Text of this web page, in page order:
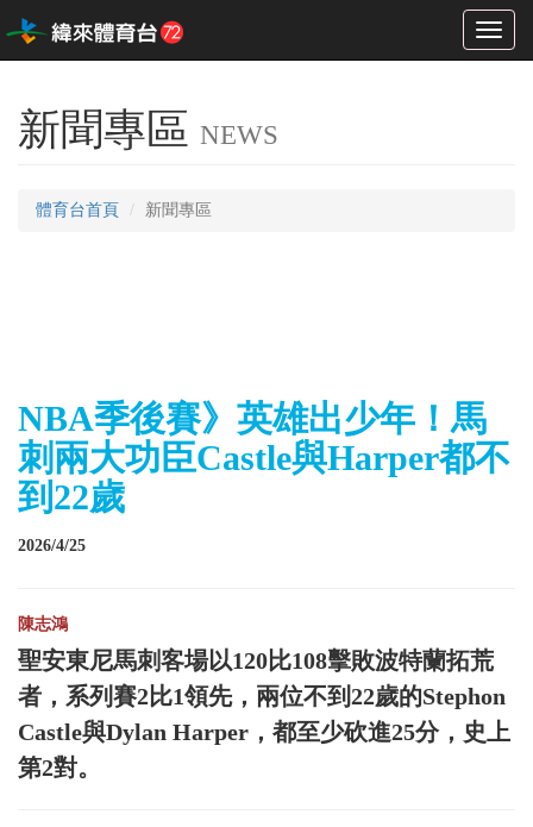
Toggle
新聞專區 NEWS
體育台首頁 新聞專區
NBA季後賽》英雄出少年！馬
刺兩大功臣Castle與Harper都不
到22歲
2026/4/25
陳志鴻
聖安東尼馬刺客場以120比108擊敗波特蘭拓荒
者，系列賽2比1領先，兩位不到22歲的Stephon
Castle與Dylan Harper，都至少砍進25分，史上
第2對。